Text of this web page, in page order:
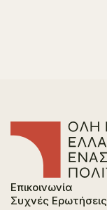
Επικοινωνία
Συχνές Ερωτήσεις